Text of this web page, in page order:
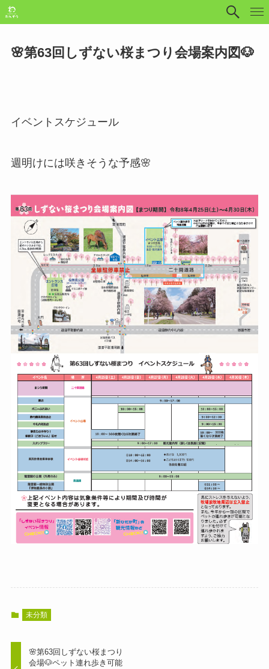
🌸第63回しずない桜まつり会場案内図🐶
イベントスケジュール
週明けには咲きそうな予感🌸
未分類
🌸第63回しずない桜まつり
会場🐶ペット連れ歩き可能